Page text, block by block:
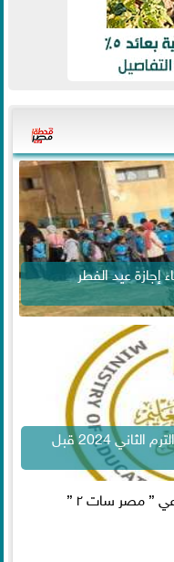
إجازة عيد الفطر
التعليم تشدد على الانتهاء من مناهج الترم الثاني 2024 قبل
” مصر سات ٢ ”